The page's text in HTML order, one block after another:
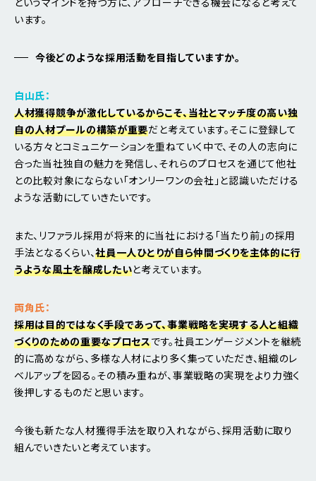
います。
今後どのような採用活動を目指していますか。
白山氏：
人材獲得競争が激化しているからこそ、当社とマッチ度の高い独
自の人材プールの構築が重要だと考えています。そこに登録して
いる方々とコミュニケーションを重ねていく中で、その人の志向に
合った当社独自の魅力を発信し、それらのプロセスを通じて他社
との比較対象にならない「オンリーワンの会社」と認識いただける
ような活動にしていきたいです。
また、リファラル採用が将来的に当社における「当たり前」の採用
手法となるくらい、社員一人ひとりが自ら仲間づくりを主体的に行
うような風土を醸成したいと考えています。
両角氏：
採用は目的ではなく手段であって、事業戦略を実現する人と組織
づくりのための重要なプロセスです。社員エンゲージメントを継続
的に高めながら、多様な人材により多く集っていただき、組織のレ
ベルアップを図る。その積み重ねが、事業戦略の実現をより力強く
後押しするものだと思います。
今後も新たな人材獲得手法を取り入れながら、採用活動に取り
組んでいきたいと考えています。